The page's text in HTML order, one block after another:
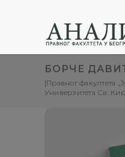
БОРЧЕ
[Правног факултета
Универзитета Св.